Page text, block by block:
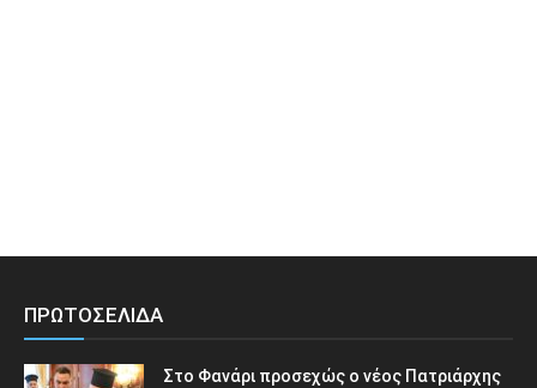
ΠΡΩΤΟΣΕΛΙΔΑ
Στο Φανάρι προσεχώς ο νέος Πατριάρχης